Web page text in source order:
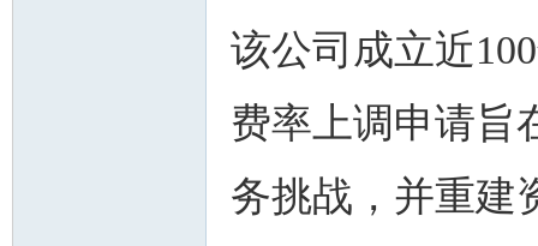
该公司成立近
费率上调申请旨
务挑战，并重建